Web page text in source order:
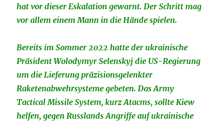
hat vor dieser Eskalation gewarnt. Der Schritt mag
vor allem einem Mann in die Hände spielen.
Bereits im Sommer 2022 hatte der ukrainische
Präsident Wolodymyr Selenskyj die US-Regierung
um die Lieferung präzisionsgelenkter
Raketenabwehrsysteme gebeten. Das Army
Tactical Missile System, kurz Atacms, sollte Kiew
helfen, gegen Russlands Angriffe auf ukrainische